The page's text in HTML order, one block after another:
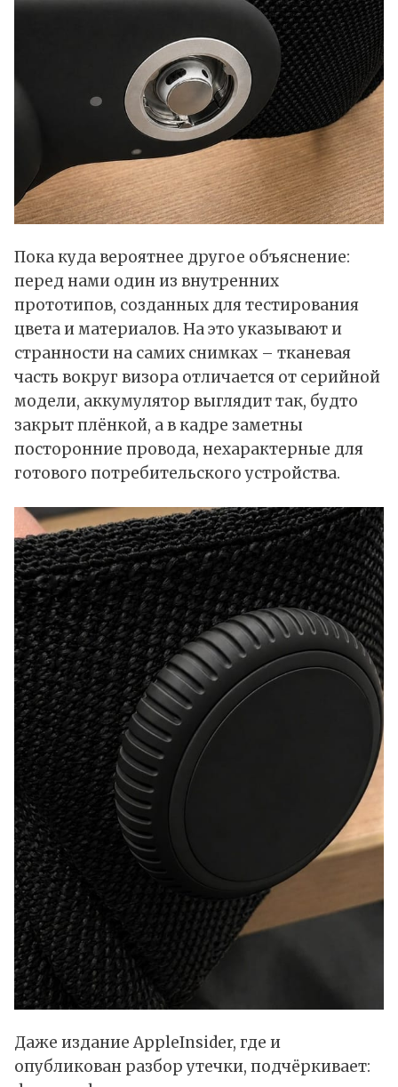
Пока куда вероятнее другое объяснение:
перед нами один из внутренних
прототипов, созданных для тестирования
цвета и материалов. На это указывают и
странности на самих снимках – тканевая
часть вокруг визора отличается от серийной
модели, аккумулятор выглядит так, будто
закрыт плёнкой, а в кадре заметны
посторонние провода, нехарактерные для
готового потребительского устройства.
Даже издание AppleInsider, где и
опубликован разбор утечки, подчёркивает: